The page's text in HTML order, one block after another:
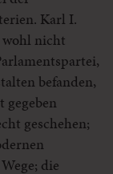
Karl I.
wohl nicht
befanden,
geschehen;
die